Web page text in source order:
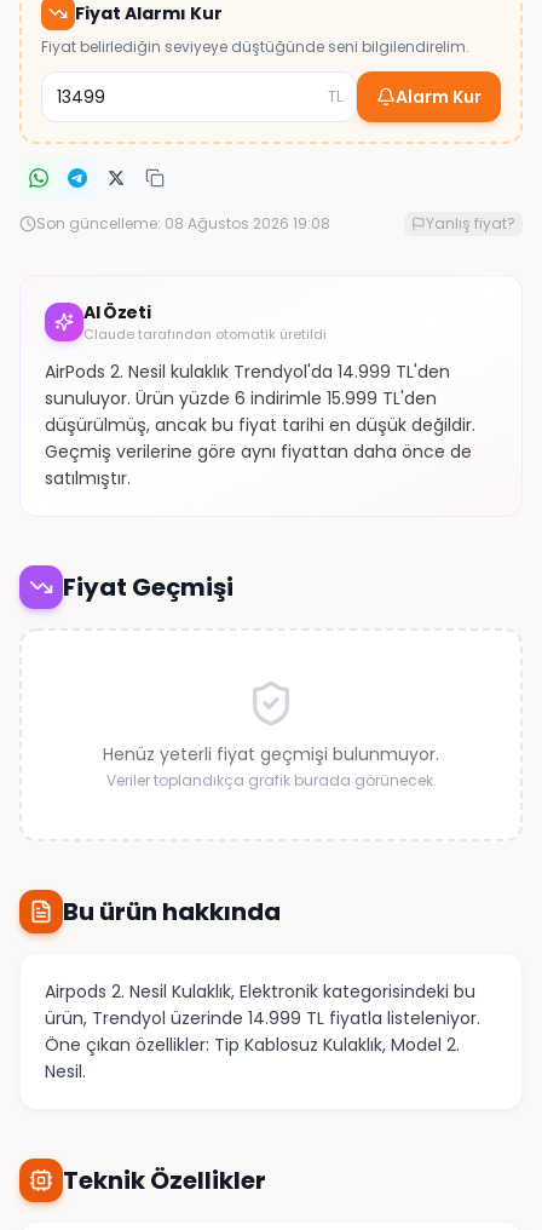
Fiyat Alarmı Kur
Fiyat belirlediğin seviyeye düştüğünde seni bilgilendirelim.
TL Alarm Kur
Son güncelleme: 08 Ağustos 2026 19:08 Yanlış fiyat?
AI Özeti
Claude tarafından otomatik üretildi
AirPods 2. Nesil kulaklık Trendyol'da 14.999 TL'den
sunuluyor. Ürün yüzde 6 indirimle 15.999 TL'den
düşürülmüş, ancak bu fiyat tarihi en düşük değildir.
Geçmiş verilerine göre aynı fiyattan daha önce de
satılmıştır.
Fiyat Geçmişi
Henüz yeterli fiyat geçmişi bulunmuyor.
Veriler toplandıkça grafik burada görünecek.
Bu ürün hakkında
Airpods 2. Nesil Kulaklık, Elektronik kategorisindeki bu
ürün, Trendyol üzerinde 14.999 TL fiyatla listeleniyor.
Öne çıkan özellikler: Tip Kablosuz Kulaklık, Model 2.
Nesil.
Teknik Özellikler